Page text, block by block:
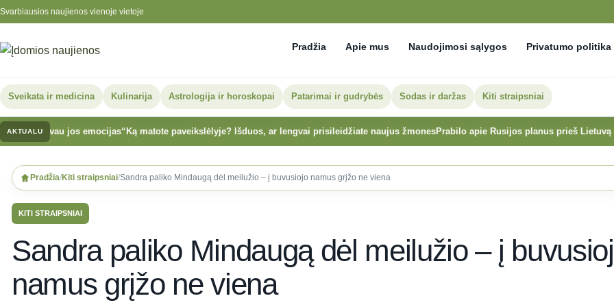
Svarbiausios naujienos vienoje vietoje
Pradžia Apie mus Naudojimosi sąlygos Privatumo politika
Sveikata ir medicina Kulinarija Astrologija ir horoskopai Patarimai ir gudrybės Sodas ir daržas Kiti straipsniai
AKTUALU
jos emocijas“Ką matote paveikslėlyje? Išduos, ar lengvai prisileidžiate naujus žmonesPrabilo apie Rusijos planus prieš Lietuvą ir kitas
content
Pradžia/Kiti straipsniai/Sandra paliko Mindaugą dėl meilužio – į buvusiojo namus grįžo ne viena
KITI STRAIPSNIAI
Sandra paliko Mindaugą dėl meilužio – į
namus grįžo ne viena